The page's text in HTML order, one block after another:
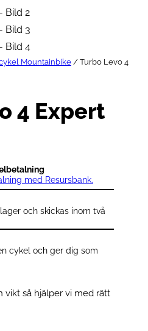
Mountainbike / Turbo Levo 4
4 Expert
med Resursbank.
och skickas inom två
cykel och ger dig som
vikt så hjälper vi med rätt